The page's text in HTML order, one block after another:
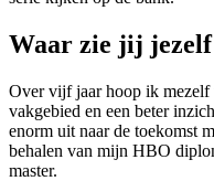
Waar zie jij
Over vijf jaar hoop ik
vakgebied en een beter
enorm uit naar de toekomst
behalen van mijn HBO
master.